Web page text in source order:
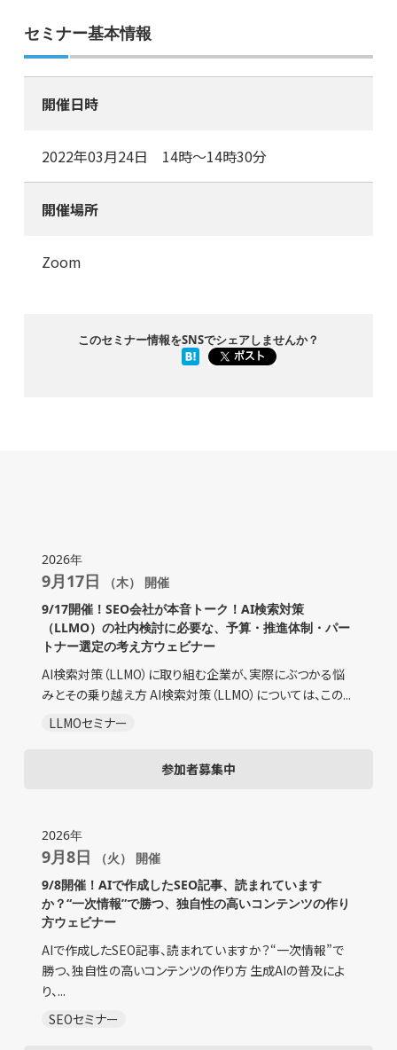
セミナー基本情報
開催日時
2022年03月24日 14時～14時30分
開催場所
Zoom
このセミナー情報をSNSでシェアしませんか？
2026年
9月17日 （木） 開催
9/17開催！SEO会社が本音トーク！AI検索対策
（LLMO）の社内検討に必要な、予算・推進体制・パー
トナー選定の考え方ウェビナー
AI検索対策（LLMO）に取り組む企業が、実際にぶつかる悩
みとその乗り越え方 AI検索対策（LLMO）については、この...
LLMOセミナー
参加者募集中
2026年
9月8日 （火） 開催
9/8開催！AIで作成したSEO記事、読まれています
か？“一次情報”で勝つ、独自性の高いコンテンツの作り
方ウェビナー
AIで作成したSEO記事、読まれていますか？“一次情報”で
勝つ、独自性の高いコンテンツの作り方 生成AIの普及によ
り、...
SEOセミナー